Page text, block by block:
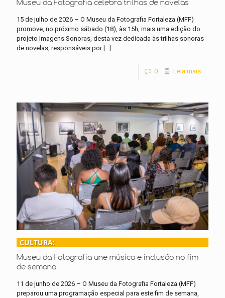
15 de julho de 2026 – O Museu da Fotografia Fortaleza (MFF)
promove, no próximo sábado (18), às 15h, mais uma edição do
projeto Imagens Sonoras, desta vez dedicada às trilhas sonoras
de novelas, responsáveis por[…]
0 Leia mais
CULTURA:
Museu da Fotografia une música e inclusão no fim
de semana
11 de junho de 2026 – O Museu da Fotografia Fortaleza (MFF)
preparou uma programação especial para este fim de semana,